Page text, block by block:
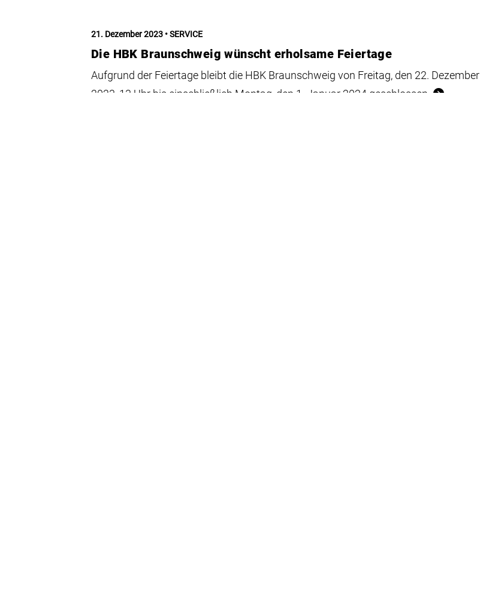
21. Dezember 2023 SERVICE
Die HBK Braunschweig wünscht erholsame Feiertage
Aufgrund der Feiertage bleibt die HBK Braunschweig von Freitag, den 22. Dezember
2023, 13 Uhr bis einschließlich Montag, den 1. Januar 2024 geschlossen.